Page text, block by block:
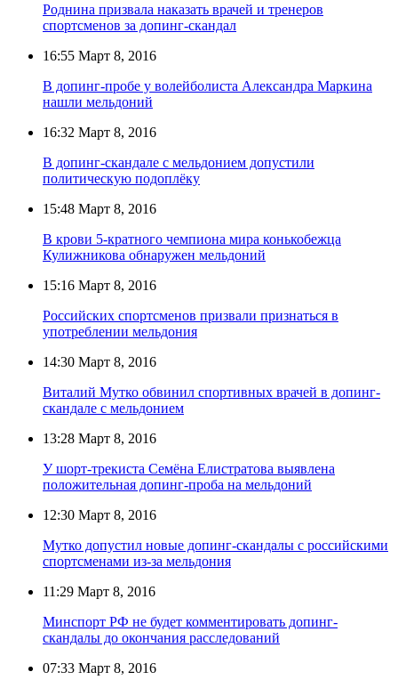
Роднина призвала наказать врачей и тренеров
спортсменов за допинг-скандал
16:55 Март 8, 2016
В допинг-пробе у волейболиста Александра Маркина
нашли мельдоний
16:32 Март 8, 2016
В допинг-скандале с мельдонием допустили
политическую подоплёку
15:48 Март 8, 2016
В крови 5-кратного чемпиона мира конькобежца
Кулижникова обнаружен мельдоний
15:16 Март 8, 2016
Российских спортсменов призвали признаться в
употреблении мельдония
14:30 Март 8, 2016
Виталий Мутко обвинил спортивных врачей в допинг-
скандале с мельдонием
13:28 Март 8, 2016
У шорт-трекиста Семёна Елистратова выявлена
положительная допинг-проба на мельдоний
12:30 Март 8, 2016
Мутко допустил новые допинг-скандалы с российскими
спортсменами из-за мельдония
11:29 Март 8, 2016
Минспорт РФ не будет комментировать допинг-
скандалы до окончания расследований
07:33 Март 8, 2016